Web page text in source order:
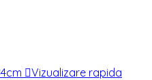
Vizualizare rapida